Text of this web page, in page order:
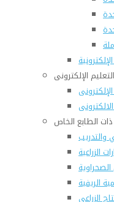
التعليم الإلكترونى
ذات الطابع الخاص
والتدريب
الزراعية
الزراعي